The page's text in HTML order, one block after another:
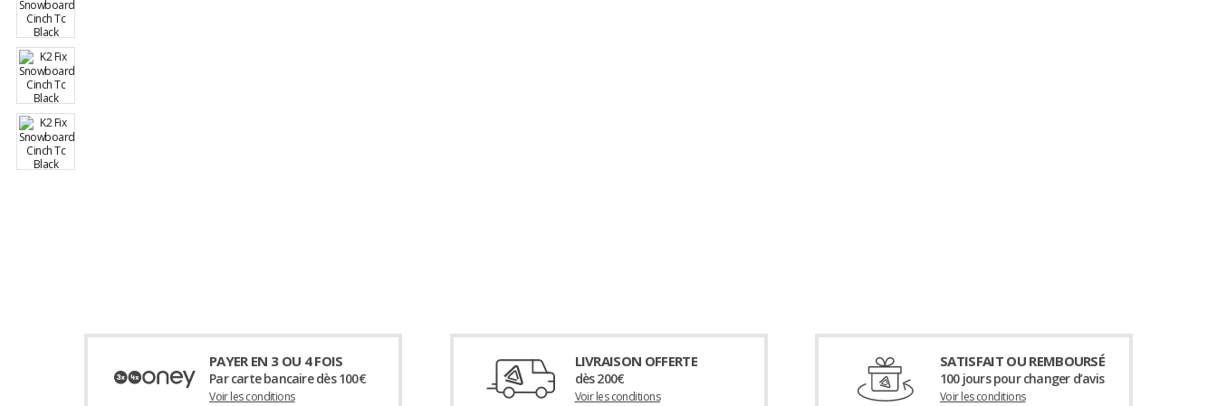
PAYER EN 3 OU 4 FOIS
Par carte bancaire dès 100€
Voir les conditions
LIVRAISON OFFERTE
dès 200€
Voir les conditions
SATISFAIT OU REMBOURSÉ
100 jours pour changer d’avis
Voir les conditions